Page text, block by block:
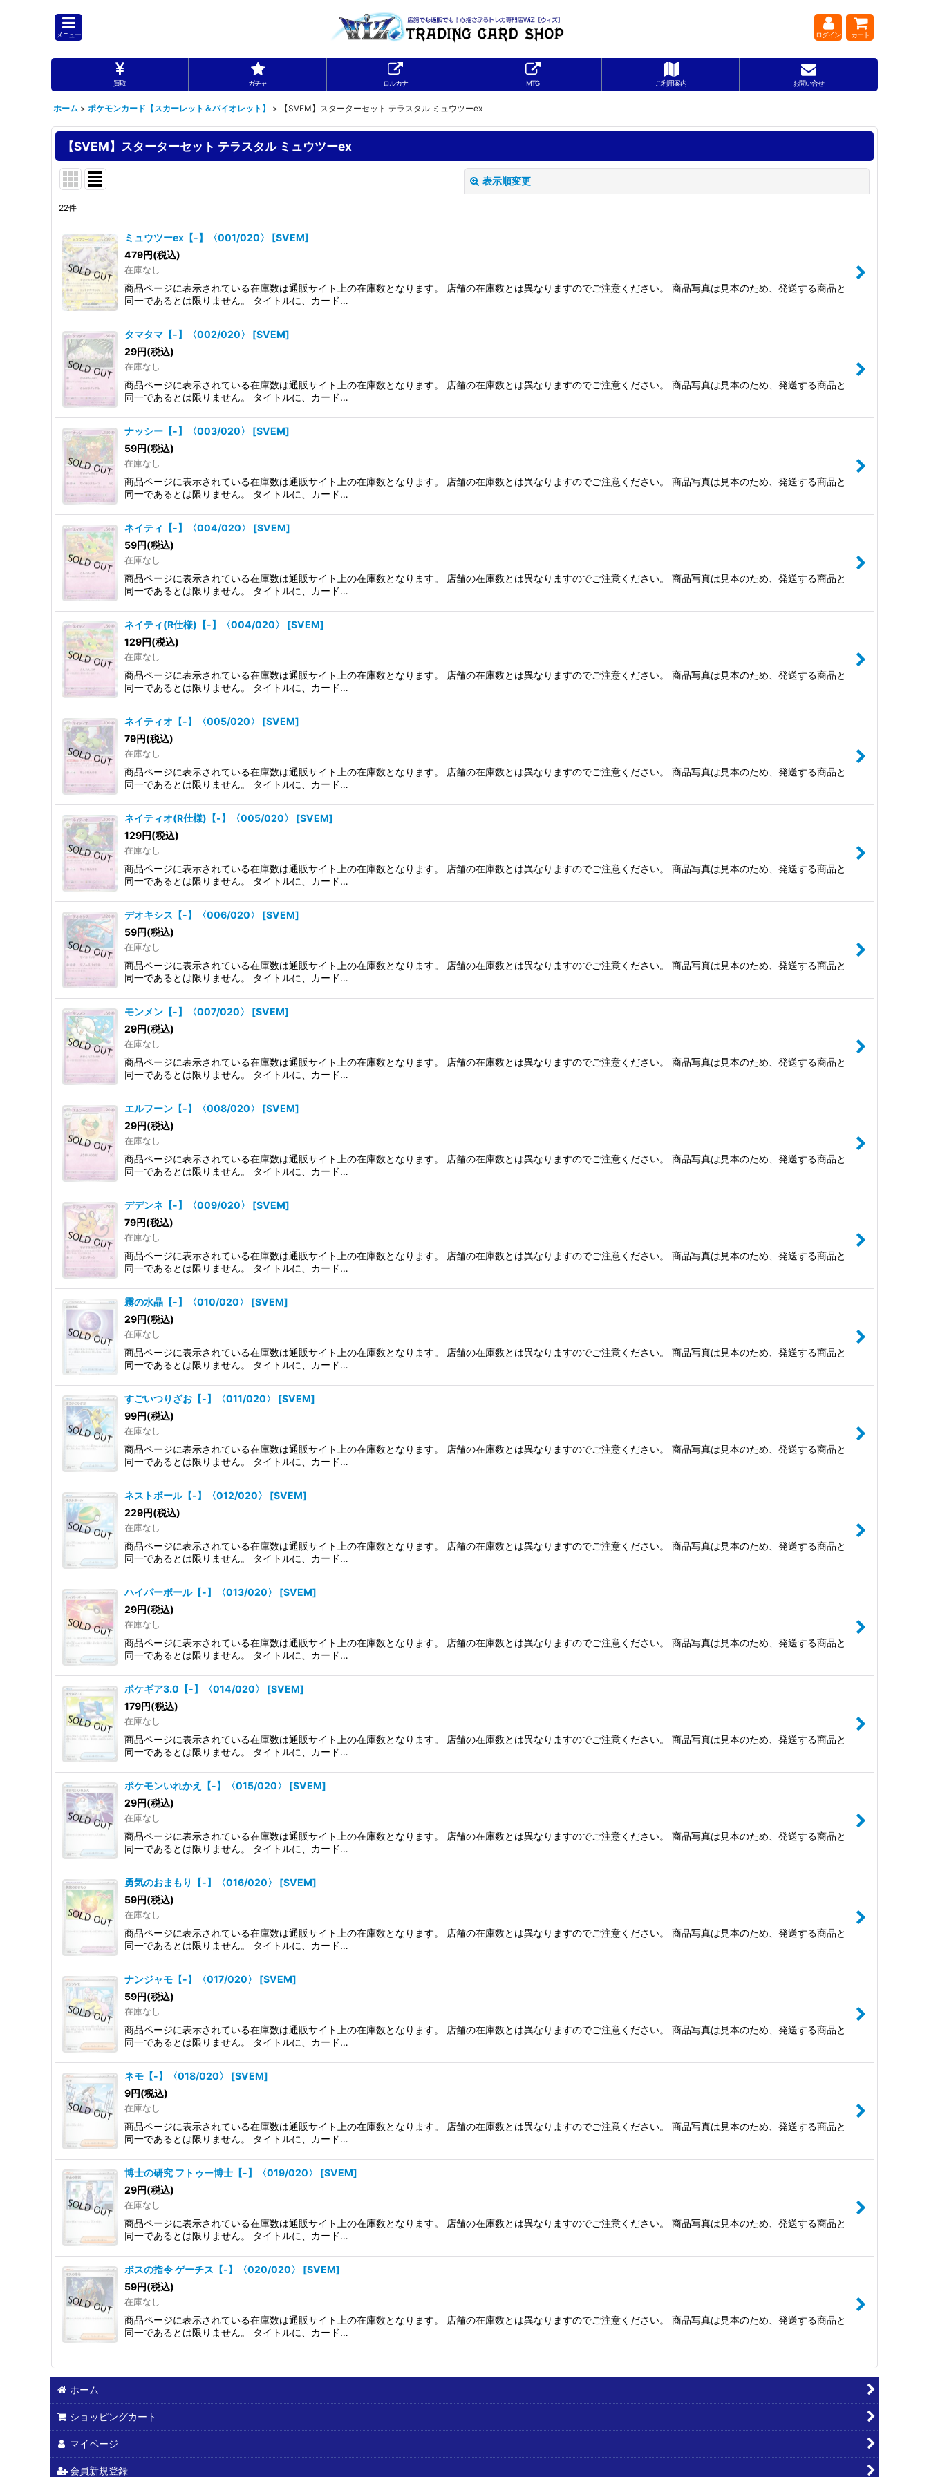
メニュー ログイン カート
買取 ガチャ ロルカナ MTG ご利用案内 お問い合せ
ホーム > ポケモンカード【スカーレット＆バイオレット】 > 【SVEM】スターターセット テラスタル ミュウツーex
【SVEM】スターターセット テラスタル ミュウツーex
表示順変更
並び順:
絞り込む
22件
ミュウツーex【-】〈001/020〉 [SVEM]
479円(税込)
在庫なし
商品ページに表示されている在庫数は通販サイト上の在庫数となります。 店舗の在庫数とは異なりますのでご注意ください。 商品写真は見本のため、発送する商品と
同一であるとは限りません。 タイトルに、カード…
タマタマ【-】〈002/020〉 [SVEM]
29円(税込)
在庫なし
商品ページに表示されている在庫数は通販サイト上の在庫数となります。 店舗の在庫数とは異なりますのでご注意ください。 商品写真は見本のため、発送する商品と
同一であるとは限りません。 タイトルに、カード…
ナッシー【-】〈003/020〉 [SVEM]
59円(税込)
在庫なし
商品ページに表示されている在庫数は通販サイト上の在庫数となります。 店舗の在庫数とは異なりますのでご注意ください。 商品写真は見本のため、発送する商品と
同一であるとは限りません。 タイトルに、カード…
ネイティ【-】〈004/020〉 [SVEM]
59円(税込)
在庫なし
商品ページに表示されている在庫数は通販サイト上の在庫数となります。 店舗の在庫数とは異なりますのでご注意ください。 商品写真は見本のため、発送する商品と
同一であるとは限りません。 タイトルに、カード…
ネイティ(R仕様)【-】〈004/020〉 [SVEM]
129円(税込)
在庫なし
商品ページに表示されている在庫数は通販サイト上の在庫数となります。 店舗の在庫数とは異なりますのでご注意ください。 商品写真は見本のため、発送する商品と
同一であるとは限りません。 タイトルに、カード…
ネイティオ【-】〈005/020〉 [SVEM]
79円(税込)
在庫なし
商品ページに表示されている在庫数は通販サイト上の在庫数となります。 店舗の在庫数とは異なりますのでご注意ください。 商品写真は見本のため、発送する商品と
同一であるとは限りません。 タイトルに、カード…
ネイティオ(R仕様)【-】〈005/020〉 [SVEM]
129円(税込)
在庫なし
商品ページに表示されている在庫数は通販サイト上の在庫数となります。 店舗の在庫数とは異なりますのでご注意ください。 商品写真は見本のため、発送する商品と
同一であるとは限りません。 タイトルに、カード…
デオキシス【-】〈006/020〉 [SVEM]
59円(税込)
在庫なし
商品ページに表示されている在庫数は通販サイト上の在庫数となります。 店舗の在庫数とは異なりますのでご注意ください。 商品写真は見本のため、発送する商品と
同一であるとは限りません。 タイトルに、カード…
モンメン【-】〈007/020〉 [SVEM]
29円(税込)
在庫なし
商品ページに表示されている在庫数は通販サイト上の在庫数となります。 店舗の在庫数とは異なりますのでご注意ください。 商品写真は見本のため、発送する商品と
同一であるとは限りません。 タイトルに、カード…
エルフーン【-】〈008/020〉 [SVEM]
29円(税込)
在庫なし
商品ページに表示されている在庫数は通販サイト上の在庫数となります。 店舗の在庫数とは異なりますのでご注意ください。 商品写真は見本のため、発送する商品と
同一であるとは限りません。 タイトルに、カード…
デデンネ【-】〈009/020〉 [SVEM]
79円(税込)
在庫なし
商品ページに表示されている在庫数は通販サイト上の在庫数となります。 店舗の在庫数とは異なりますのでご注意ください。 商品写真は見本のため、発送する商品と
同一であるとは限りません。 タイトルに、カード…
霧の水晶【-】〈010/020〉 [SVEM]
29円(税込)
在庫なし
商品ページに表示されている在庫数は通販サイト上の在庫数となります。 店舗の在庫数とは異なりますのでご注意ください。 商品写真は見本のため、発送する商品と
同一であるとは限りません。 タイトルに、カード…
すごいつりざお【-】〈011/020〉 [SVEM]
99円(税込)
在庫なし
商品ページに表示されている在庫数は通販サイト上の在庫数となります。 店舗の在庫数とは異なりますのでご注意ください。 商品写真は見本のため、発送する商品と
同一であるとは限りません。 タイトルに、カード…
ネストボール【-】〈012/020〉 [SVEM]
229円(税込)
在庫なし
商品ページに表示されている在庫数は通販サイト上の在庫数となります。 店舗の在庫数とは異なりますのでご注意ください。 商品写真は見本のため、発送する商品と
同一であるとは限りません。 タイトルに、カード…
ハイパーボール【-】〈013/020〉 [SVEM]
29円(税込)
在庫なし
商品ページに表示されている在庫数は通販サイト上の在庫数となります。 店舗の在庫数とは異なりますのでご注意ください。 商品写真は見本のため、発送する商品と
同一であるとは限りません。 タイトルに、カード…
ポケギア3.0【-】〈014/020〉 [SVEM]
179円(税込)
在庫なし
商品ページに表示されている在庫数は通販サイト上の在庫数となります。 店舗の在庫数とは異なりますのでご注意ください。 商品写真は見本のため、発送する商品と
同一であるとは限りません。 タイトルに、カード…
ポケモンいれかえ【-】〈015/020〉 [SVEM]
29円(税込)
在庫なし
商品ページに表示されている在庫数は通販サイト上の在庫数となります。 店舗の在庫数とは異なりますのでご注意ください。 商品写真は見本のため、発送する商品と
同一であるとは限りません。 タイトルに、カード…
勇気のおまもり【-】〈016/020〉 [SVEM]
59円(税込)
在庫なし
商品ページに表示されている在庫数は通販サイト上の在庫数となります。 店舗の在庫数とは異なりますのでご注意ください。 商品写真は見本のため、発送する商品と
同一であるとは限りません。 タイトルに、カード…
ナンジャモ【-】〈017/020〉 [SVEM]
59円(税込)
在庫なし
商品ページに表示されている在庫数は通販サイト上の在庫数となります。 店舗の在庫数とは異なりますのでご注意ください。 商品写真は見本のため、発送する商品と
同一であるとは限りません。 タイトルに、カード…
ネモ【-】〈018/020〉 [SVEM]
9円(税込)
在庫なし
商品ページに表示されている在庫数は通販サイト上の在庫数となります。 店舗の在庫数とは異なりますのでご注意ください。 商品写真は見本のため、発送する商品と
同一であるとは限りません。 タイトルに、カード…
博士の研究 フトゥー博士【-】〈019/020〉 [SVEM]
29円(税込)
在庫なし
商品ページに表示されている在庫数は通販サイト上の在庫数となります。 店舗の在庫数とは異なりますのでご注意ください。 商品写真は見本のため、発送する商品と
同一であるとは限りません。 タイトルに、カード…
ボスの指令 ゲーチス【-】〈020/020〉 [SVEM]
59円(税込)
在庫なし
商品ページに表示されている在庫数は通販サイト上の在庫数となります。 店舗の在庫数とは異なりますのでご注意ください。 商品写真は見本のため、発送する商品と
同一であるとは限りません。 タイトルに、カード…
ホーム
ショッピングカート
マイページ
会員新規登録